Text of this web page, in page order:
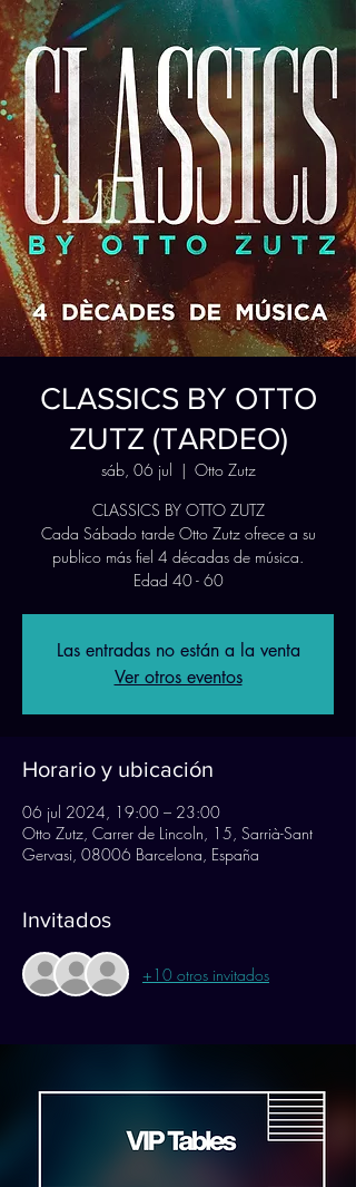
CLASSICS BY OTTO
ZUTZ (TARDEO)
sáb, 06 jul
  |
Otto Zutz
CLASSICS BY OTTO ZUTZ
Cada Sábado tarde Otto Zutz ofrece a su
publico más fiel 4 décadas de música.
Edad 40 - 60
Las entradas no están a la venta
Ver otros eventos
Horario y ubicación
06 jul 2024, 19:00 – 23:00
Otto Zutz, Carrer de Lincoln, 15, Sarrià-Sant
Gervasi, 08006 Barcelona, España
Invitados
+10 otros invitados